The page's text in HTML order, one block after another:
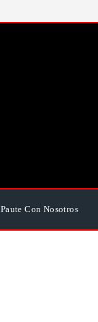
Paute Con Nosotros